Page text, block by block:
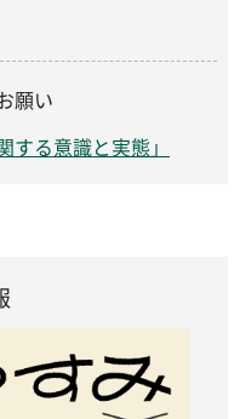
願い
る意識と実態」